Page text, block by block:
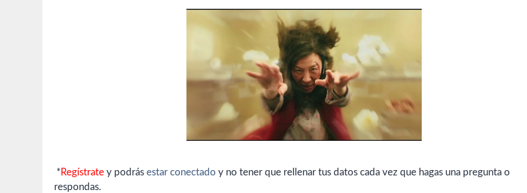
* Regístrate y podrás estar conectado y no tener que rellenar tus datos cada vez que hagas una pregunta o
respondas.